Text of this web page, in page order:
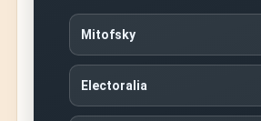
Mitofsky
Electoralia